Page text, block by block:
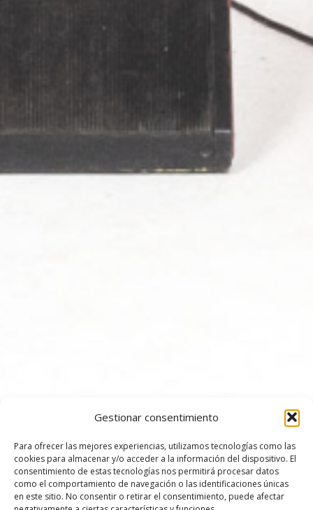
Gestionar consentimiento
Para ofrecer las mejores experiencias, utilizamos tecnologías como las
cookies para almacenar y/o acceder a la información del dispositivo. El
consentimiento de estas tecnologías nos permitirá procesar datos
como el comportamiento de navegación o las identificaciones únicas
en este sitio. No consentir o retirar el consentimiento, puede afectar